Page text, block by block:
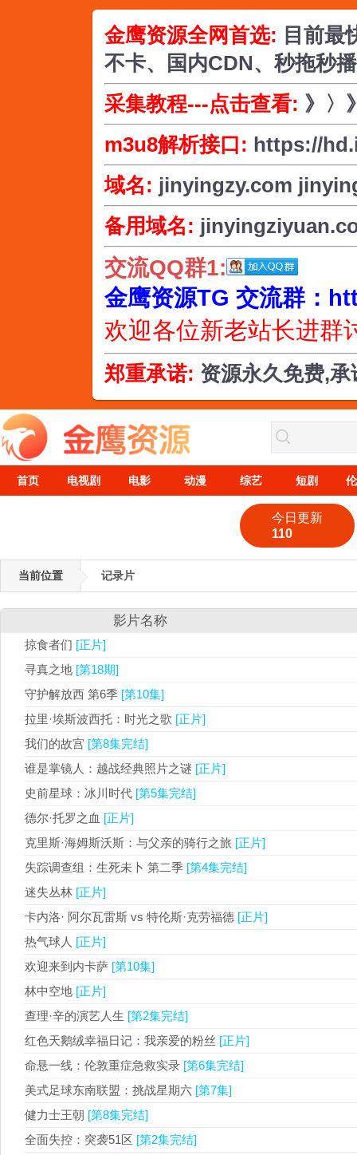
金鹰资源全网首选: 目前最
不卡、国内CDN、秒拖秒
采集教程---点击查看: 》〉
m3u8解析接口: https://
域名: jinyingzy.com
备用域名:
交流QQ群1:
金鹰资源TG 交流群：
欢迎各位新老站长进群
郑重承诺: 资源永久免费,
首页 电视剧 电影 动漫 综艺 短剧
今日更新
110
当前位置 记录片
影片名称
掠食者们 [正片]
寻真之地 [第18期]
守护解放西 第6季 [第10集]
拉里·埃斯波西托：时光之歌 [正片]
我们的故宫 [第8集完结]
谁是掌镜人：越战经典照片之谜 [正片]
史前星球：冰川时代 [第5集完结]
德尔·托罗之血 [正片]
克里斯·海姆斯沃斯：与父亲的骑行之旅 [正片]
失踪调查组：生死未卜 第二季 [第4集完结]
迷失丛林 [正片]
卡内洛· 阿尔瓦雷斯 vs 特伦斯·克劳福德 [正片]
热气球人 [正片]
欢迎来到内卡萨 [第10集]
林中空地 [正片]
查理·辛的演艺人生 [第2集完结]
红色天鹅绒幸福日记：我亲爱的粉丝 [正片]
命悬一线：伦敦重症急救实录 [第6集完结]
美式足球东南联盟：挑战星期六 [第7集]
健力士王朝 [第8集完结]
全面失控：突袭51区 [第2集完结]